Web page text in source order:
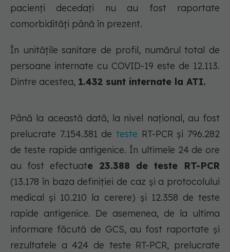
pacienți decedați nu au fost raportate
comorbidități până în prezent.
În unitățile sanitare de profil, numărul total de
persoane internate cu COVID-19 este de 12.113.
Dintre acestea, 1.432 sunt internate la ATI.
Până la această dată, la nivel național, au fost
prelucrate 7.154.381 de teste RT-PCR și 796.282
de teste rapide antigenice. În ultimele 24 de ore
au fost efectuate 23.388 de teste RT-PCR
(13.178 în baza definiției de caz și a protocolului
medical și 10.210 la cerere) și 12.358 de teste
rapide antigenice. De asemenea, de la ultima
informare făcută de GCS, au fost raportate și
rezultatele a 424 de teste RT-PCR, prelucrate